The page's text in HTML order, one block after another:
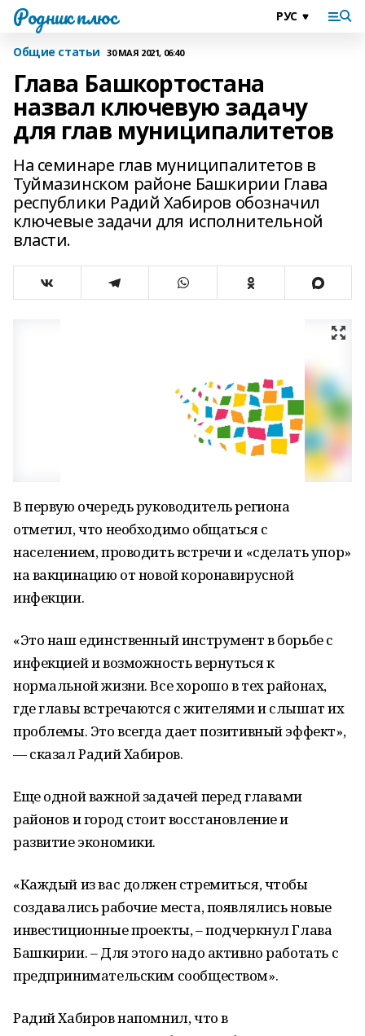
Родник плюс
Общие статьи 30 МАЯ 2021, 06:40
Глава Башкортостана
назвал ключевую задачу
для глав муниципалитетов
На семинаре глав муниципалитетов в
Туймазинском районе Башкирии Глава
республики Радий Хабиров обозначил
ключевые задачи для исполнительной
власти.
В первую очередь руководитель региона
отметил, что необходимо общаться с
населением, проводить встречи и «сделать упор»
на вакцинацию от новой коронавирусной
инфекции.
«Это наш единственный инструмент в борьбе с
инфекцией и возможность вернуться к
нормальной жизни. Все хорошо в тех районах,
где главы встречаются с жителями и слышат их
проблемы. Это всегда дает позитивный эффект»,
— сказал Радий Хабиров.
Еще одной важной задачей перед главами
районов и город стоит восстановление и
развитие экономики.
«Каждый из вас должен стремиться, чтобы
создавались рабочие места, появлялись новые
инвестиционные проекты, – подчеркнул Глава
Башкирии. – Для этого надо активно работать с
предпринимательским сообществом».
Радий Хабиров напомнил, что в